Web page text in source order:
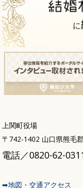
上関町役場
〒742-1402 山口県熊毛
電話／0820-62-
➡地図・交通アクセス